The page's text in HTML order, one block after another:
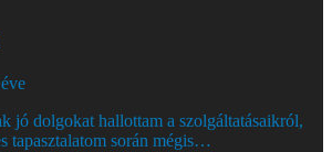
jó dolgokat hallottam a szolgáltatásaikról,
tapasztalatom során mégis…